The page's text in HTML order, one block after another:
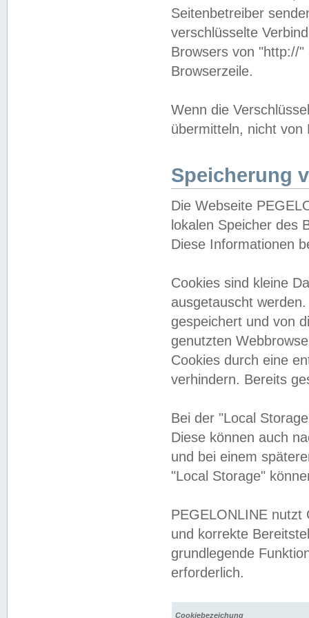
Seitenbetreiber
verschlüsselte
Browsers von "http://
Browserzeile.
Wenn die
übermitteln, nicht von
Speicherung
Die Webseite
lokalen Speicher des
Diese Informationen
Cookies sind kleine
ausgetauscht
gespeichert und von
genutzten
Cookies durch eine
verhindern. Bereits
Bei der "Local
Diese können auch
und bei einem
"Local Storage"
PEGELONLINE nutzt
und korrekte
grundlegende
erforderlich.
Cookiebezeichung